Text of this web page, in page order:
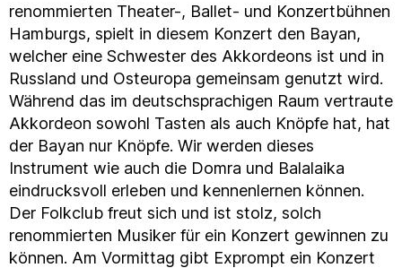
renommierten Theater-, Ballet- und Konzertbühnen
Hamburgs, spielt in diesem Konzert den Bayan,
welcher eine Schwester des Akkordeons ist und in
Russland und Osteuropa gemeinsam genutzt wird.
Während das im deutschsprachigen Raum vertraute
Akkordeon sowohl Tasten als auch Knöpfe hat, hat
der Bayan nur Knöpfe. Wir werden dieses
Instrument wie auch die Domra und Balalaika
eindrucksvoll erleben und kennenlernen können.
Der Folkclub freut sich und ist stolz, solch
renommierten Musiker für ein Konzert gewinnen zu
können. Am Vormittag gibt Exprompt ein Konzert